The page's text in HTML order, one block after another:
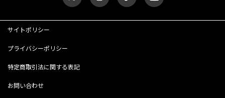
サイトポリシー
プライバシーポリシー
特定商取引法に関する表記
お問い合わせ